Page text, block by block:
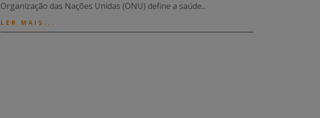
Organização das Nações Unidas (ONU) define a saúde...
LER MAIS...